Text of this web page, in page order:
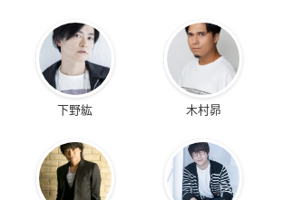
下野紘 木村昴